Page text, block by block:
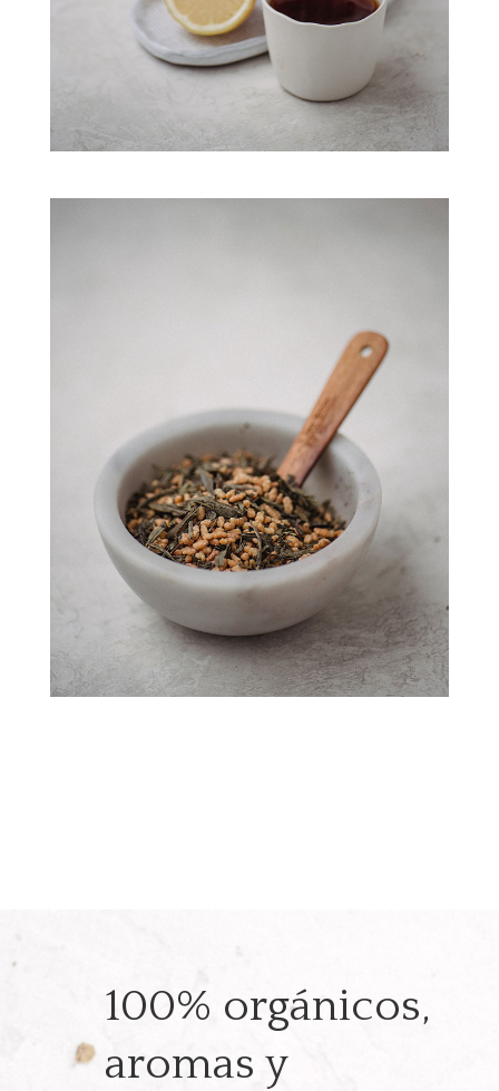
100% orgánicos,
aromas y